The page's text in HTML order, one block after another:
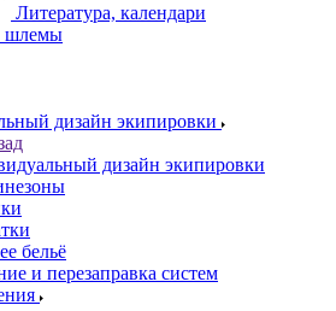
Литература, календари
дизайн экипировки
дизайн экипировки
бельё
и перезаправка систем